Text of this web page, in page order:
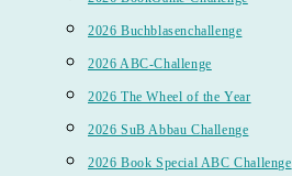
2026 Buchblasenchallenge
2026 ABC-Challenge
2026 The Wheel of the Year
2026 SuB Abbau Challenge
2026 Book Special ABC Challenge